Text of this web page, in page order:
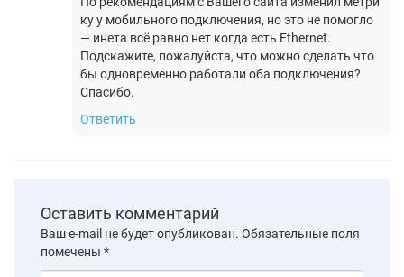
ку у мобильного подключения, но это не помогло
— инета всё равно нет когда есть Ethernet.
Подскажите, пожалуйста, что можно сделать что
бы одновременно работали оба подключения?
Спасибо.
Ответить
Оставить комментарий
Ваш e-mail не будет опубликован. Обязательные поля
помечены *